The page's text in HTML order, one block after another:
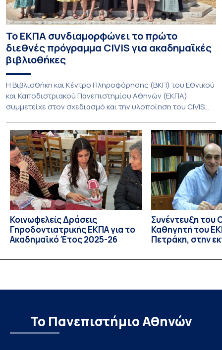
Το ΕΚΠΑ συνδιαμορφώνει το πρώτο
διεθνές πρόγραμμα CIVIS για ακαδημαϊκές
βιβλιοθήκες
Η Βιβλιοθήκη και Κέντρο Πληροφόρησης (ΒΚΠ) του Εθνικού
και Καποδιστριακού Πανεπιστημίου Αθηνών (ΕΚΠΑ)
συμμετείχε στον σχεδιασμό και την υλοποίηση του CIVIS
Libraries and Participatory Culture” (IMOTION), το οποίο
πραγματοποιήθηκε με διαδικτυακές και δια ζώσης
εκπαιδευτικές δράσεις από τις 3 Ιουνίου έως τις 10 Ιουλίου
2026. Το πρόγραμμα αποτελεί […]
Κοινωφελείς Δράσεις
Γηροδοντιατρικής ΕΚΠΑ για το
Ακαδημαϊκό Έτος 2025-26
Συνέντευξη του
Καθηγητή του
Πετράκη, στην
Το Πανεπιστήμιο Αθηνών